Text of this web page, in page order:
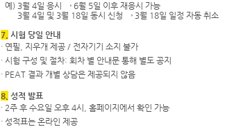
예) 3월 4일 응시 → 6월 5일 이후 재응시 가능
3월 4일 및 3월 18일 동시 신청 → 3월 18일 일정 자동 취소
7. 시험 당일 안내
· 연필, 지우개 제공 / 전자기기 소지 불가
· 시험 구성 및 절차: 회차 별 안내문 통해 별도 공지
· PEAT 결과 개별 상담은 제공되지 않음
8. 성적 발표
· 2주 후 수요일 오후 4시, 홈페이지에서 확인 가능
· 성적표는 온라인 제공